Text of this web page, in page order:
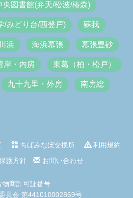
央図書館(弁天/松波/椿森)
/みどり台/西登戸) 蘇我
浜 海浜幕張 幕張豊砂
岸・内房 東葛（柏・松戸）
九十九里・外房 南房総
ちばみなぽ交換所
利用規約
護方針
お問い合わせ
物商許可証番号
員会 第441010002869号